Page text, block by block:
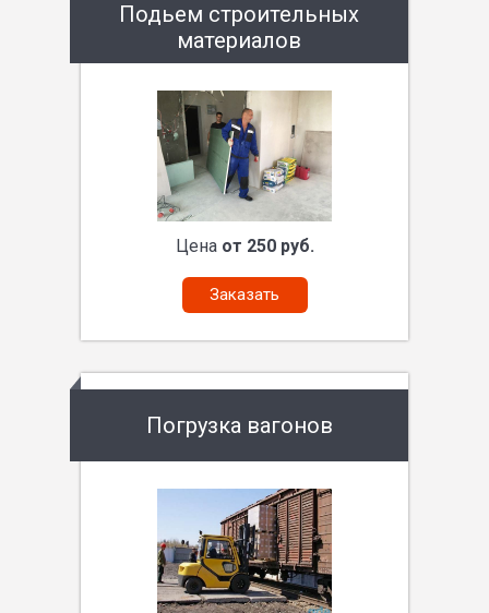
Подьем строительных
материалов
Цена от 250 руб.
Заказать
Погрузка вагонов